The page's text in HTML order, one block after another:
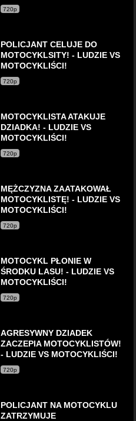
720p
POLICJANT CELUJE DO
MOTOCYKLSITY! - LUDZIE VS
MOTOCYKLIŚCI!
720p
MOTOCYKLISTA ATAKUJE
DZIADKA! - LUDZIE VS
MOTOCYKLIŚCI!
720p
MĘŻCZYZNA ZAATAKOWAŁ
MOTOCYKLISTĘ! - LUDZIE VS
MOTOCYKLIŚCI!
720p
MOTOCYKL PŁONIE W
ŚRODKU LASU! - LUDZIE VS
MOTOCYKLIŚCI!
720p
AGRESYWNY DZIADEK
ZACZEPIA MOTOCYKLISTÓW!
- LUDZIE VS MOTOCYKLIŚCI!
720p
POLICJANT NA MOTOCYKLU
ZATRZYMUJE